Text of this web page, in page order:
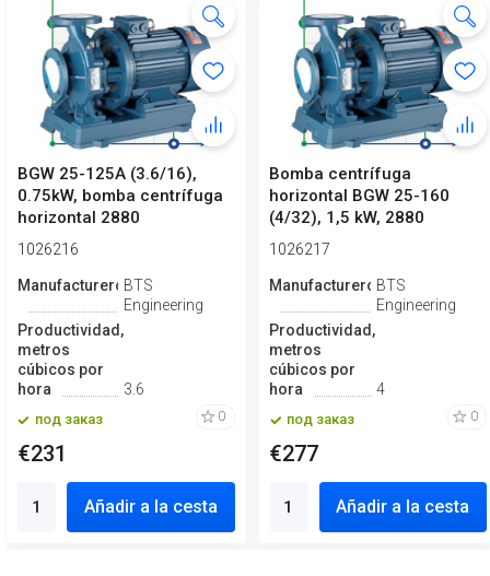
BGW 25-125A (3.6/16),
0.75kW, bomba centrífuga
horizontal 2880
1026216
Manufacturero BTS
Engineering
Productividad,
metros
cúbicos por
hora
3.6
под заказ 0
€231
Añadir a la cesta
Bomba centrífuga
horizontal BGW 25-160
(4/32), 1,5 kW, 2880
1026217
Manufacturero BTS
Engineering
Productividad,
metros
cúbicos por
hora
4
под заказ 0
€277
Añadir a la cesta